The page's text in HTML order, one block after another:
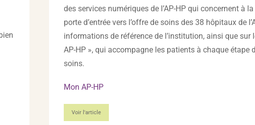
des services numériques de l’AP-HP qui concernent à
porte d’entrée vers l’offre de soins des 38 hôpitaux de
informations de référence de l’institution, ainsi que sur
AP-HP », qui accompagne les patients à chaque étape
soins.
Mon AP-HP
Voir l'article